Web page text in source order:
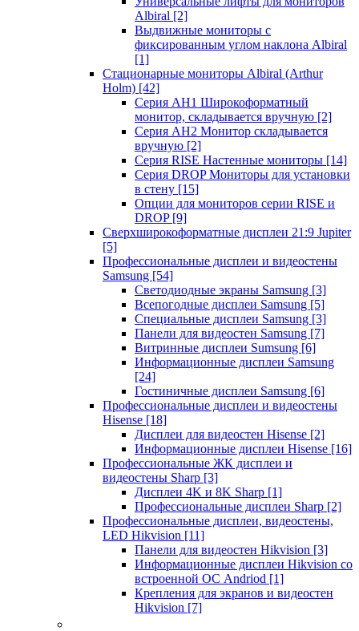
Albiral [2]
Выдвижные мониторы с
фиксированным углом наклона Albiral
[1]
Стационарные мониторы Albiral (Arthur
Holm) [42]
Серия AH1 Широкоформатный
монитор, складывается вручную [2]
Серия AH2 Монитор складывается
вручную [2]
Серия RISE Настенные мониторы [14]
Серия DROP Мониторы для установки
в стену [15]
Опции для мониторов серии RISE и
DROP [9]
Сверхширокоформатные дисплеи 21:9 Jupiter
[5]
Профессиональные дисплеи и видеостены
Samsung [54]
Светодиодные экраны Samsung [3]
Всепогодные дисплеи Samsung [5]
Специальные дисплеи Samsung [3]
Панели для видеостен Samsung [7]
Витринные дисплеи Sumsung [6]
Информационные дисплеи Samsung
[24]
Гостиничные дисплеи Samsung [6]
Профессиональные дисплеи и видеостены
Hisense [18]
Дисплеи для видеостен Hisense [2]
Информационные дисплеи Hisense [16]
Профессиональные ЖК дисплеи и
видеостены Sharp [3]
Дисплеи 4K и 8K Sharp [1]
Профессиональные дисплеи Sharp [2]
Профессиональные дисплеи, видеостены,
LED Hikvision [11]
Панели для видеостен Hikvision [3]
Информационные дисплеи Hikvision со
встроенной ОС Andriod [1]
Крепления для экранов и видеостен
Hikvision [7]